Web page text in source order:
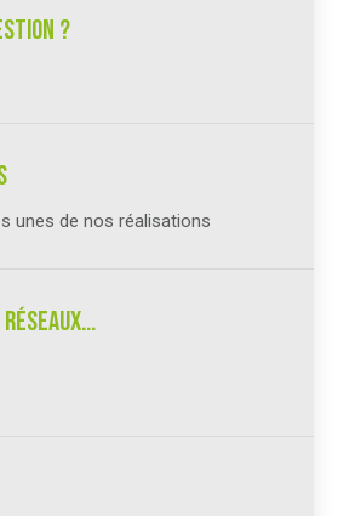
?
unes de nos réalisations